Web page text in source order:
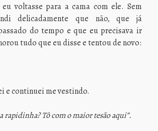
voltasse para a cama com ele. Sem
delicadamente que não, que já
do tempo e que eu precisava ir
tudo que eu disse e tentou de novo:
e continuei me vestindo.
rapidinha? Tô com o maior tesão aqui”.